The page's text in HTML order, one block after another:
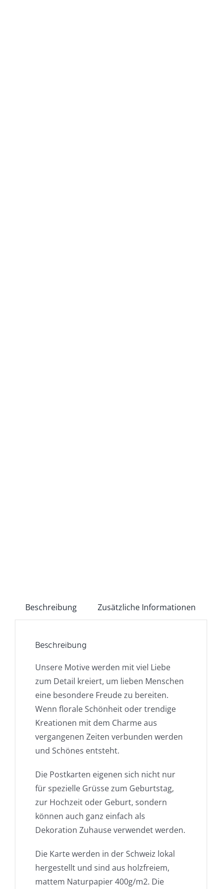
Beschreibung Zusätzliche Informationen
Beschreibung
Unsere Motive werden mit viel Liebe
zum Detail kreiert, um lieben Menschen
eine besondere Freude zu bereiten.
Wenn florale Schönheit oder trendige
Kreationen mit dem Charme aus
vergangenen Zeiten verbunden werden
und Schönes entsteht.
Die Postkarten eigenen sich nicht nur
für spezielle Grüsse zum Geburtstag,
zur Hochzeit oder Geburt, sondern
können auch ganz einfach als
Dekoration Zuhause verwendet werden.
Die Karte werden in der Schweiz lokal
hergestellt und sind aus holzfreiem,
mattem Naturpapier 400g/m2. Die